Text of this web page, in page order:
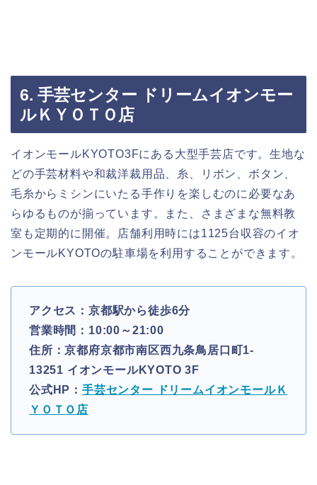
6. 手芸センター ドリームイオンモー
ルＫＹＯＴＯ店
イオンモールKYOTO3Fにある大型手芸店です。生地な
どの手芸材料や和裁洋裁用品、糸、リボン、ボタン、
毛糸からミシンにいたる手作りを楽しむのに必要なあ
らゆるものが揃っています。また、さまざまな無料教
室も定期的に開催。店舗利用時には1125台収容のイオ
ンモールKYOTOの駐車場を利用することができます。
アクセス：京都駅から徒歩6分
営業時間：10:00～21:00
住所：京都府京都市南区西九条鳥居口町1-
13251 イオンモールKYOTO 3F
公式HP： 手芸センター ドリームイオンモールＫ
ＹＯＴＯ店